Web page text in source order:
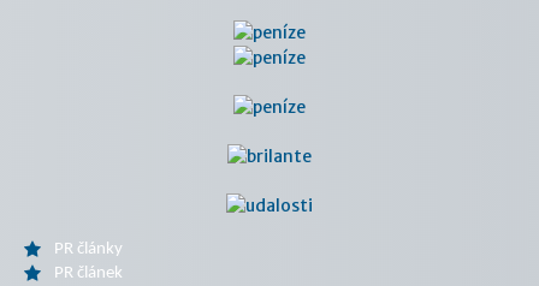
PR články
PR článek